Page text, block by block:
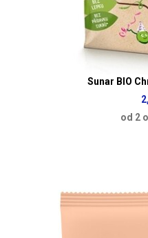
Sunar BIO
od 2